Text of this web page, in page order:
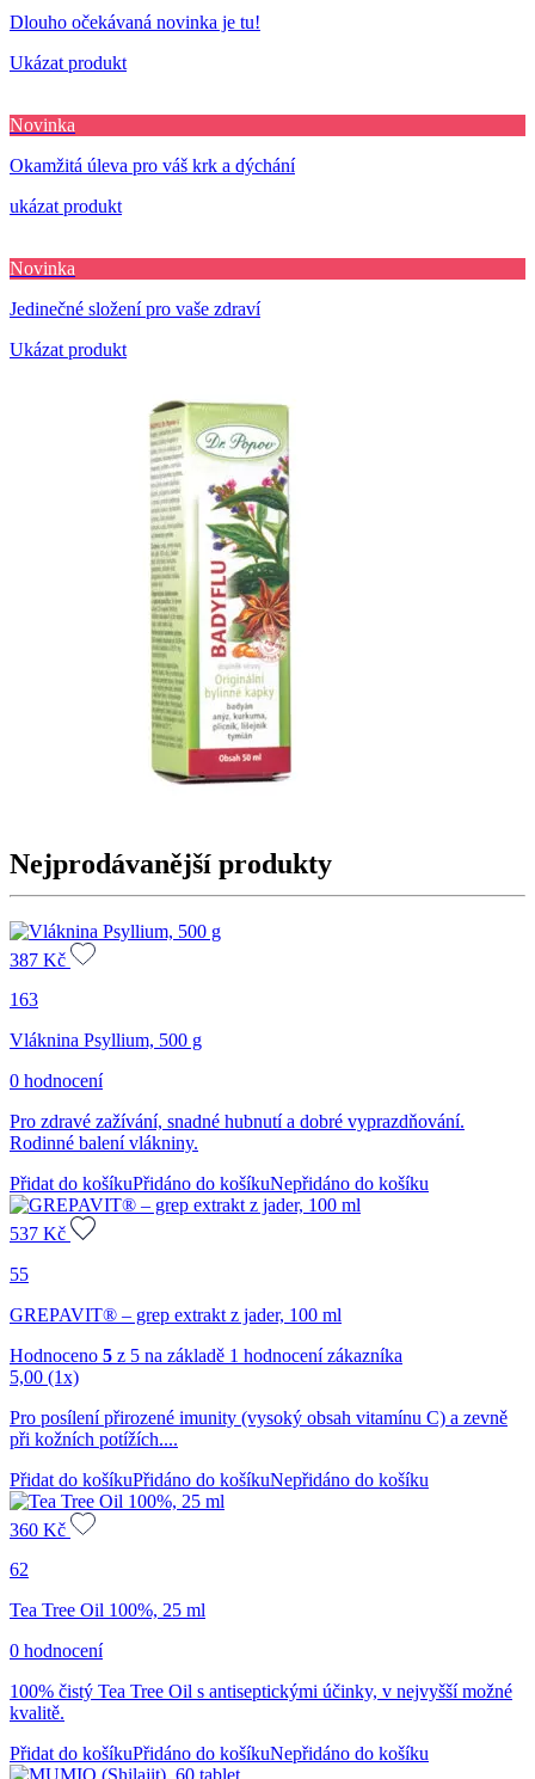
Dlouho očekávaná novinka je tu!
Ukázat produkt
Novinka
Okamžitá úleva pro váš krk a dýchání
ukázat produkt
Novinka
Jedinečné složení pro vaše zdraví
Ukázat produkt
Nejprodávanější produkty
387 Kč
163
Vláknina Psyllium, 500 g
0 hodnocení
Pro zdravé zažívání, snadné hubnutí a dobré vyprazdňování.
Rodinné balení vlákniny.
Přidat do košíkuPřidáno do košíkuNepřidáno do košíku
537 Kč
55
GREPAVIT® – grep extrakt z jader, 100 ml
Hodnoceno 5 z 5 na základě 1 hodnocení zákazníka
5,00 (1x)
Pro posílení přirozené imunity (vysoký obsah vitamínu C) a zevně
při kožních potížích....
Přidat do košíkuPřidáno do košíkuNepřidáno do košíku
360 Kč
62
Tea Tree Oil 100%, 25 ml
0 hodnocení
100% čistý Tea Tree Oil s antiseptickými účinky, v nejvyšší možné
kvalitě.
Přidat do košíkuPřidáno do košíkuNepřidáno do košíku